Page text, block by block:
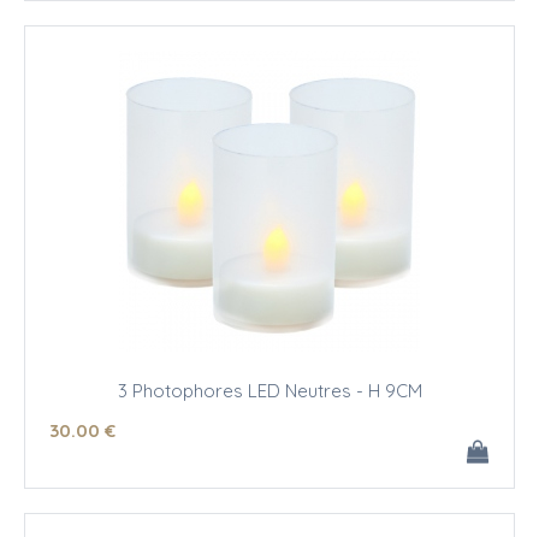
3 Photophores LED Neutres - H 9CM
30.00 €